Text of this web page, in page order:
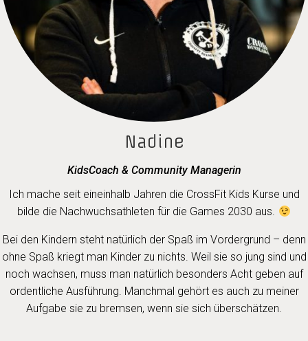
Nadine
KidsCoach & Community Managerin
Ich mache seit eineinhalb Jahren die CrossFit Kids Kurse und
bilde die Nachwuchsathleten für die Games 2030 aus.
Bei den Kindern steht natürlich der Spaß im Vordergrund – denn
ohne Spaß kriegt man Kinder zu nichts. Weil sie so jung sind und
noch wachsen, muss man natürlich besonders Acht geben auf
ordentliche Ausführung. Manchmal gehört es auch zu meiner
Aufgabe sie zu bremsen, wenn sie sich überschätzen.